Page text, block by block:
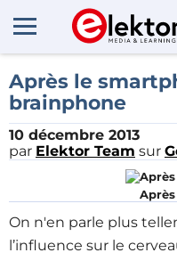
Après le
brainphone
10 décembre 2013
par Elektor Team sur
On n'en parle plus
l’influence sur le